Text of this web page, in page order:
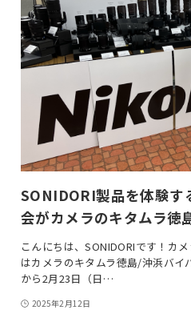
SONIDORI製品を体験す
会がカメラのキタムラ徳
こんにちは、SONIDORIです！カ
はカメラのキタムラ徳島/沖浜バ
から2月23日（日…
2025年2月12日